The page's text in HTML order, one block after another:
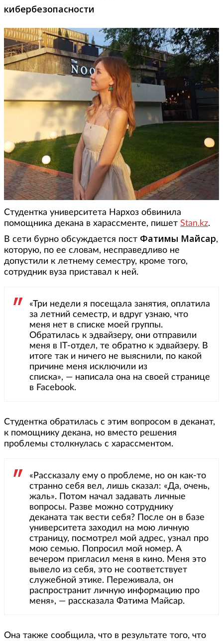
кибербезопасности
Студентка университета Нархоз обвинила
помощника декана в харассменте, пишет Stan.kz.
В сети бурно обсуждается пост Фатимы Майсар,
которую, по ее словам, несправедливо не
допустили к летнему семестру, кроме того,
сотрудник вуза приставал к ней.
«Три недели я посещала занятия, оплатила
за летний семестр, и вдруг узнаю, что
меня нет в списке моей группы.
Обратилась к эдвайзеру, они отправили
меня в IT-отдел, те обратно к эдвайзеру. В
итоге так и ничего не выяснили, по какой
причине меня исключили из
списка», — написала она на своей странице
в Facebook.
Студентка обратилась с этим вопросом в деканат,
к помощнику декана, но вместо решения
проблемы столкнулась с харассментом.
«Рассказалу ему о проблеме, но он как-то
странно себя вел, лишь сказал: «Да, очень,
жаль». Потом начал задавать личные
вопросы. Разве можно сотруднику
деканата так вести себя? После он в базе
университета заходил на мою личную
страницу, посмотрел мой адрес, узнал про
мою семью. Попросил мой номер. А
вечером пригласил меня в кино. Меня это
вывело из себя, это не соответствует
служебной этике. Переживала, он
распространит личную информацию про
меня», — рассказала Фатима Майсар.
Она также сообщила, что в результате того, что